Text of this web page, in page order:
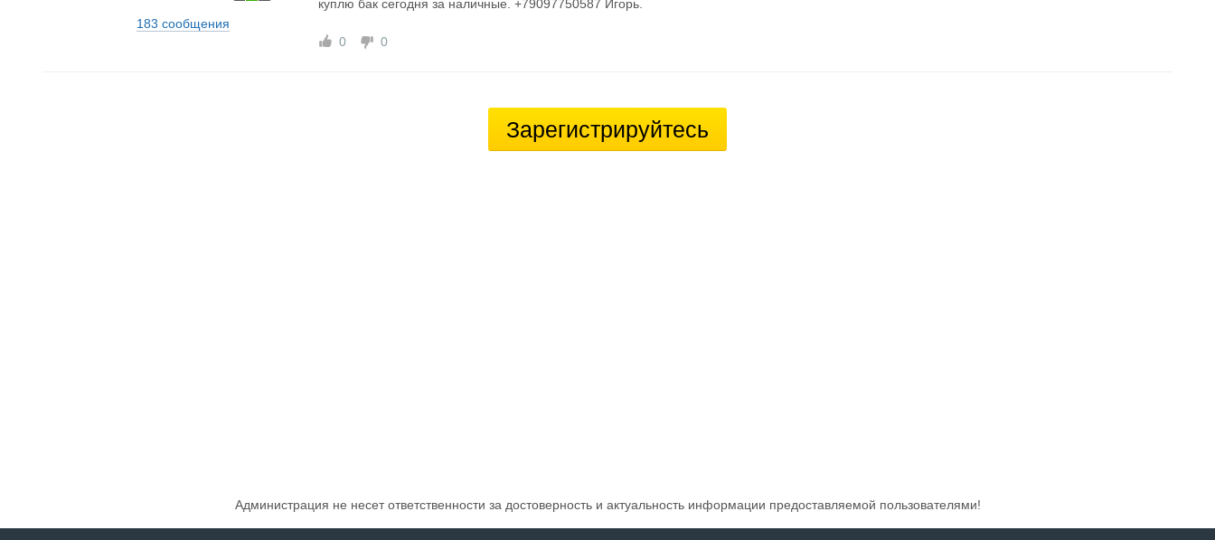
183 сообщения
куплю бак сегодня за наличные. +79097750587 Игорь.
0 0
Зарегистрируйтесь
Администрация не несет ответственности за достоверность и актуальность информации предоставляемой пользователями!